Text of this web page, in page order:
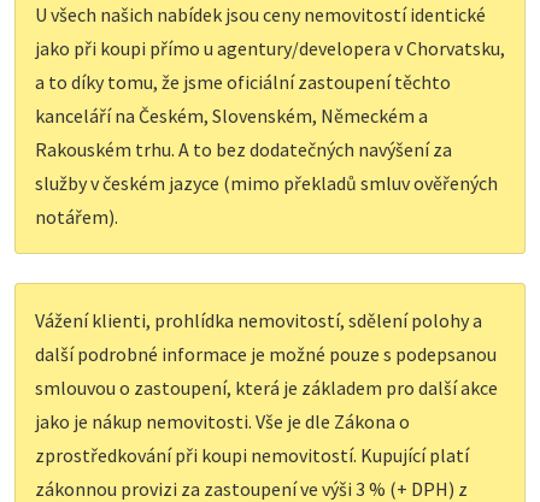
U všech našich nabídek jsou ceny nemovitostí identické
jako při koupi přímo u agentury/developera v Chorvatsku,
a to díky tomu, že jsme oficiální zastoupení těchto
kanceláří na Českém, Slovenském, Německém a
Rakouském trhu. A to bez dodatečných navýšení za
služby v českém jazyce (mimo překladů smluv ověřených
notářem).
Vážení klienti, prohlídka nemovitostí, sdělení polohy a
další podrobné informace je možné pouze s podepsanou
smlouvou o zastoupení, která je základem pro další akce
jako je nákup nemovitosti. Vše je dle Zákona o
zprostředkování při koupi nemovitostí. Kupující platí
zákonnou provizi za zastoupení ve výši 3 % (+ DPH) z